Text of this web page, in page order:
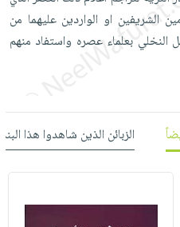
الشريفين او الواردين عليهما من
النخلي بعلماء عصره واستفاد منهم
الزبائن الذين شاهدوا هذا